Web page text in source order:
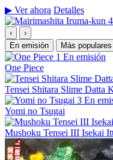
▶ Ver ahora Detalles
‹
›
En emisión
Más populares
1 En emisión
One Piece
Tensei Shitara Slime Datta
3 En
Yomi no Tsugai
Mushoku Tensei III Isekai